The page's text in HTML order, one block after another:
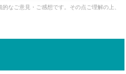
なご意見・ご感想です。その点ご理解の上、